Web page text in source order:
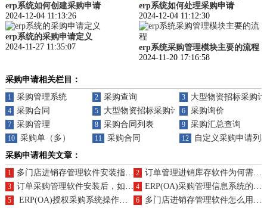
erp系统如何创建采购申请
2024-12-04 11:13:26
erp系统如何处理采购申请
2024-12-04 11:12:30
erp系统的采购申请定义
2024-11-27 11:35:07
erp系统采购管理模块主要的流程
2024-11-20 17:16:58
采购申请相关栏目：
1 采购管理系统 2 采购查询 3 大型物资招标采购
4 采购合同 5 大型物资招标采购计划
6 采购询价
7 采购管理 8 采购合同列表 9 采购汇总查询
10 采购单（多） 11 采购合同 12
自定义采购申请列
采购申请相关文章：
1 多门店进销存管理软件安装指南及实施计划表模板？ 2 订单管理进销库存软件为何需要实施？安装与配置的关键点是什么？
3 订单采购管理软件安装后，如何有效实施以优化采购流程？ 4 ERP(OA)采购管理信息系统的全面使用手册与升级指南
5 ERP(OA)授权采购系统操作指南及升级优势何在？ 6 多门店进销存管理软件怎么用？免费升级福利有哪些？